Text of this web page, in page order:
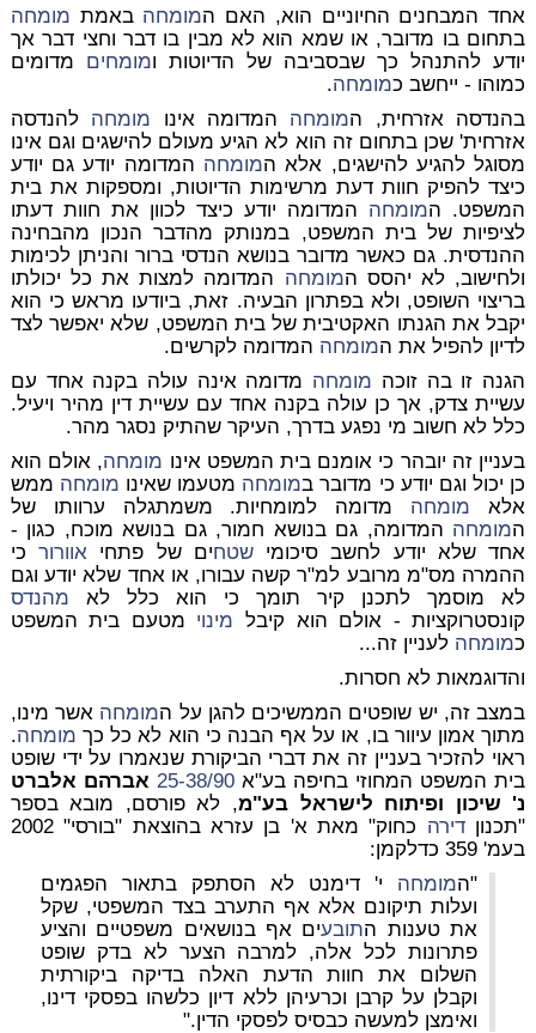
אחד המבחנים החיוניים הוא, האם המומחה באמת מומחה
בתחום בו מדובר, או שמא הוא לא מבין בו דבר וחצי דבר אך
יודע להתנהל כך שבסביבה של הדיוטות ומומחים מדומים
כמוהו - ייחשב כמומחה.
בהנדסה אזרחית, המומחה המדומה אינו מומחה להנדסה
אזרחית' שכן בתחום זה הוא לא הגיע מעולם להישגים וגם אינו
מסוגל להגיע להישגים, אלא המומחה המדומה יודע גם יודע
כיצד להפיק חוות דעת מרשימות הדיוטות, ומספקות את בית
המשפט. המומחה המדומה יודע כיצד לכוון את חוות דעתו
לציפיות של בית המשפט, במנותק מהדבר הנכון מהבחינה
ההנדסית. גם כאשר מדובר בנושא הנדסי ברור והניתן לכימות
ולחישוב, לא יהסס המומחה המדומה למצות את כל יכולתו
בריצוי השופט, ולא בפתרון הבעיה. זאת, ביודעו מראש כי הוא
יקבל את הגנתו האקטיבית של בית המשפט, שלא יאפשר לצד
לדיון להפיל את המומחה המדומה לקרשים.
הגנה זו בה זוכה מומחה מדומה אינה עולה בקנה אחד עם
עשיית צדק, אך כן עולה בקנה אחד עם עשיית דין מהיר ויעיל.
כלל לא חשוב מי נפגע בדרך, העיקר שהתיק נסגר מהר.
בעניין זה יובהר כי אומנם בית המשפט אינו מומחה, אולם הוא
כן יכול וגם יודע כי מדובר במומחה מטעמו שאינו מומחה ממש
אלא מומחה מדומה למומחיות. משמתגלה ערוותו של
המומחה המדומה, גם בנושא חמור, גם בנושא מוכח, כגון -
אחד שלא יודע לחשב סיכומישטחים של פתחי אוורורכי
ההמרה מס"מ מרובע למ"ר קשה עבורו, או אחד שלא יודע וגם
לא מוסמך לתכנן קיר תומך כי הוא כלל לא מהנדס
קונסטרוקציות - אולם הוא קיבל מינוי מטעם בית המשפט
כמומחה לעניין זה...
והדוגמאות לא חסרות.
במצב זה, יש שופטים הממשיכים להגן על המומחה אשר מינו,
מתוך אמון עיוור בו, או על אף הבנה כי הוא לא כל כך מומחה.
ראוי להזכיר בעניין זה את דברי הביקורת שנאמרו על ידי שופט
בית המשפט המחוזי בחיפה בע"א25-38/90 אברהם אלברט
נ' שיכון ופיתוח לישראל בע"מ, לא פורסם, מובא בספר
"תכנוןדירה
כחוק" מאת א' בן עזרא בהוצאת "בורסי" 2002
בעמ' 359 כדלקמן:
"המומחה י' דימנט לא הסתפק בתאור הפגמים
ועלות תיקונם אלא אף התערב בצד המשפטי, שקל
את טענות התובעים אף בנושאים משפטיים והציע
פתרונות לכל אלה, למרבה הצער לא בדק שופט
השלום את חוות הדעת האלה בדיקה ביקורתית
וקבלן על קרבן וכרעיהן ללא דיון כלשהו בפסקי דינו,
ואימצן למעשה כבסיס לפסקי הדין."